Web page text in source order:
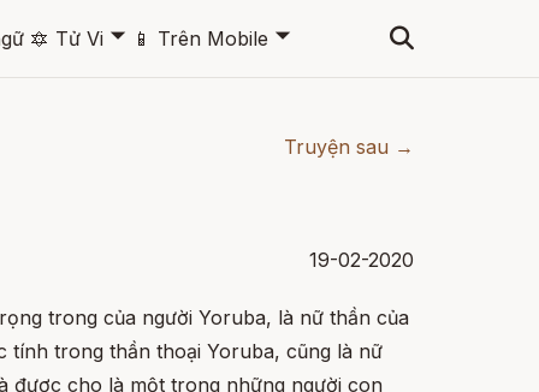
🔯 Tử Vi 🞃 📱 Trên Mobile 🞃
Truyện sau →
19-02-2020
trong của người Yoruba, là nữ thần của
tính trong thần thoại Yoruba, cũng là nữ
được cho là một trong những người con